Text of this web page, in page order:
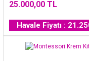
25.000,00 TL
Havale Fiyatı :